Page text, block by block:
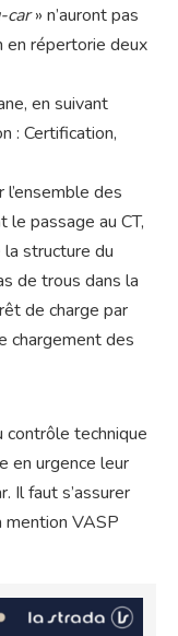
car» n’auront pas
en répertorie deux
en suivant
: Certification,
l’ensemble des
le passage au CT,
la structure du
de trous dans la
de charge par
chargement des
contrôle technique
en urgence leur
Il faut s’assurer
mention VASP